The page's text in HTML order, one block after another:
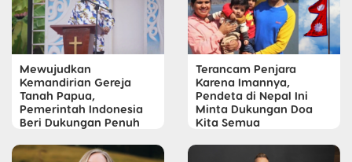
Mewujudkan
Kemandirian Gereja
Tanah Papua,
Pemerintah Indonesia
Beri Dukungan Penuh
Terancam Penjara
Karena Imannya,
Pendeta di Nepal Ini
Minta Dukungan Doa
Kita Semua